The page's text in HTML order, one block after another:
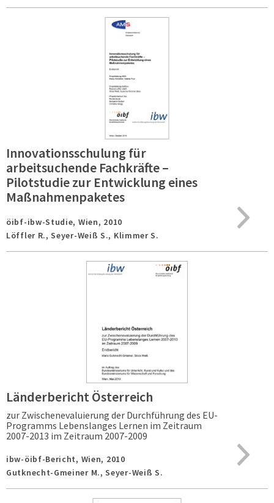
Innovationsschulung für
arbeitsuchende Fachkräfte –
Pilotstudie zur Entwicklung eines
Maßnahmenpaketes
öibf-ibw-Studie, Wien, 2010
Löffler R., Seyer-Weiß S., Klimmer S.
Länderbericht Österreich
zur Zwischenevaluierung der Durchführung des EU-
Programms Lebenslanges Lernen im Zeitraum
2007-2013 im Zeitraum 2007-2009
ibw-öibf-Bericht, Wien, 2010
Gutknecht-Gmeiner M., Seyer-Weiß S.